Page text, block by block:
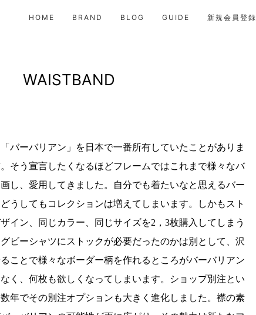
HOME BRAND BLOG GUIDE 新規会員登録
WAISTBAND
バーバリアン」を日本で一番所有していたことがありま
そう宣言したくなるほどフレームではこれまで様々なバ
し、愛用してきました。自分でも着たいなと思えるバー
うしてもコレクションは増えてしまいます。しかもスト
イン、同じカラー、同じサイズを2，3枚購入してしまう
ビーシャツにストックが必要だったのかは別として、沢
ことで様々なボーダー柄を作れるところがバーバリアン
く、何枚も欲しくなってしまいます。ショップ別注とい
年でその別注オプションも大きく進化しました。襟の素